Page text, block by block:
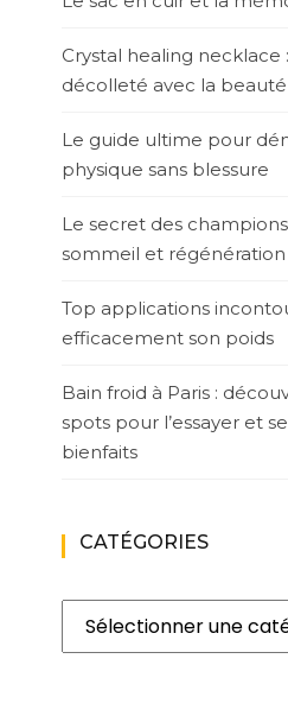
Crystal healing necklace
décolleté avec la
Le guide ultime pour
physique sans blessure
Le secret des
sommeil et régénération
Top applications
efficacement son poids
Bain froid à Paris :
spots pour l’essayer et
bienfaits
CATÉGORIES
Catégories